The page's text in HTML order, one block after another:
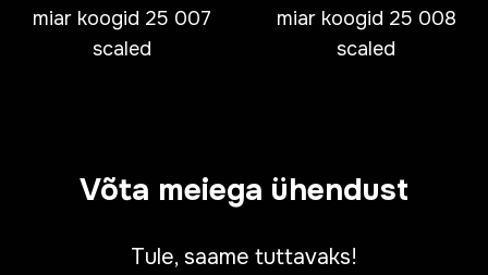
miar koogid 25 007
scaled
miar koogid 25 008
scaled
Võta meiega ühendust
Tule, saame tuttavaks!